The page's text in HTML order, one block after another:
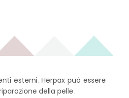
esterni. Herpax può essere
della pelle.